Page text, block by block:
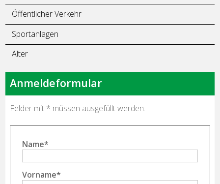
Öffentlicher Verkehr
Sportanlagen
Alter
Anmeldeformular
Felder mit * müssen ausgefüllt werden.
Name*
Vorname*